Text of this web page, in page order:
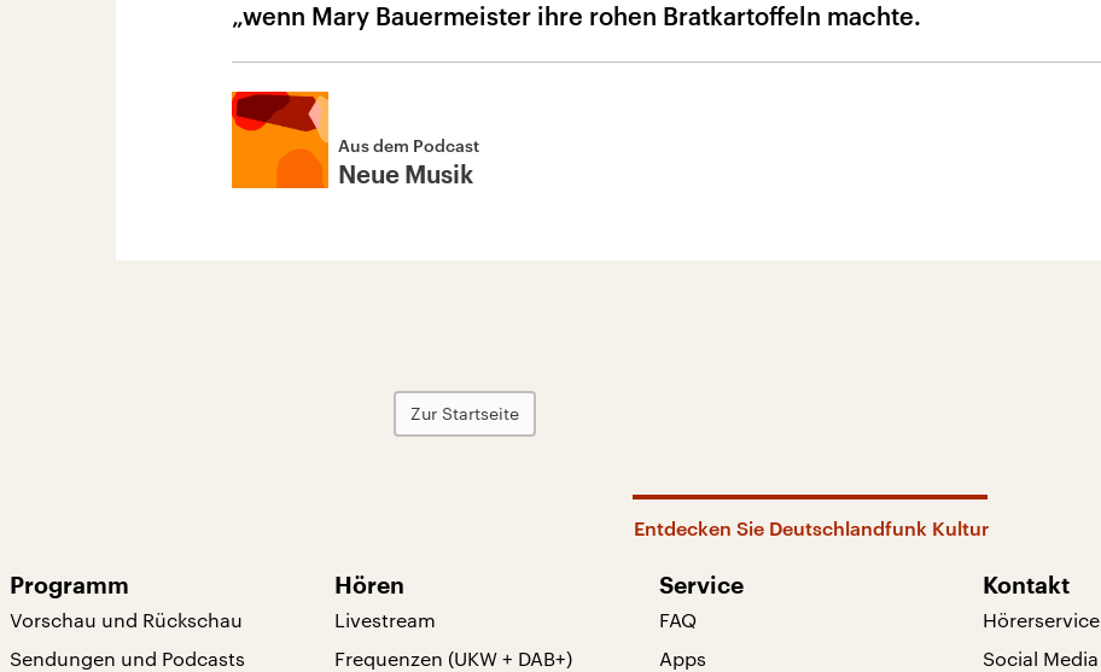
„wenn Mary Bauermeister ihre rohen Bratkartoffeln machte.
Aus dem Podcast
Neue Musik
Zur Startseite
Entdecken Sie Deutschlandfunk Kultur
Programm
Vorschau und Rückschau
Sendungen und Podcasts
Hören
Livestream
Frequenzen (UKW + DAB+)
Service
FAQ
Apps
Kontakt
Hörerservice
Social Media